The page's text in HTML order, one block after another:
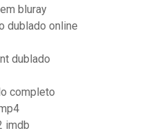
bluray
dublado online
dublado
completo
imdb